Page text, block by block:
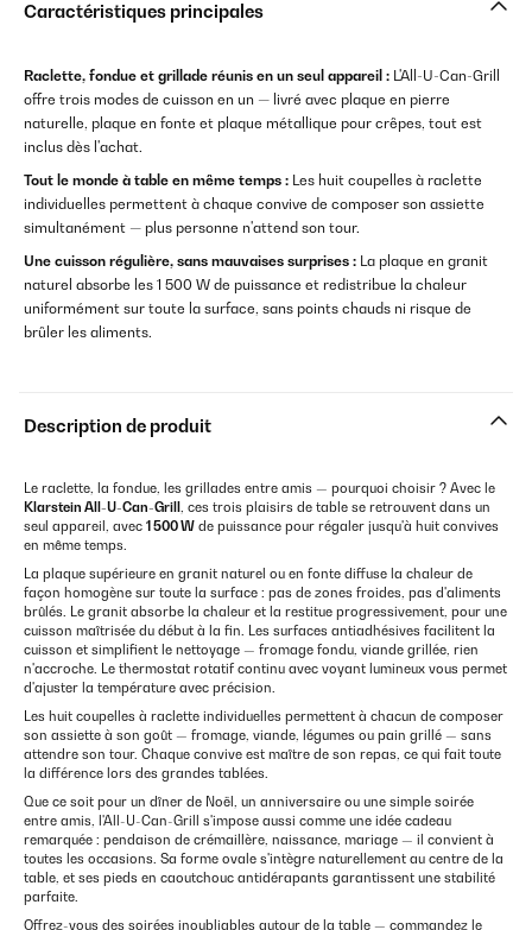
Caractéristiques principales
Raclette, fondue et grillade réunis en un seul appareil : L'All-U-Can-Grill
offre trois modes de cuisson en un — livré avec plaque en pierre
naturelle, plaque en fonte et plaque métallique pour crêpes, tout est
inclus dès l'achat.
Tout le monde à table en même temps : Les huit coupelles à raclette
individuelles permettent à chaque convive de composer son assiette
simultanément — plus personne n'attend son tour.
Une cuisson régulière, sans mauvaises surprises : La plaque en granit
naturel absorbe les 1 500 W de puissance et redistribue la chaleur
uniformément sur toute la surface, sans points chauds ni risque de
brûler les aliments.
Description de produit
Le raclette, la fondue, les grillades entre amis — pourquoi choisir ? Avec le
Klarstein All-U-Can-Grill , ces trois plaisirs de table se retrouvent dans un
seul appareil, avec 1 500 W de puissance pour régaler jusqu'à huit convives
en même temps.
La plaque supérieure en granit naturel ou en fonte diffuse la chaleur de
façon homogène sur toute la surface : pas de zones froides, pas d'aliments
brûlés. Le granit absorbe la chaleur et la restitue progressivement, pour une
cuisson maîtrisée du début à la fin. Les surfaces antiadhésives facilitent la
cuisson et simplifient le nettoyage — fromage fondu, viande grillée, rien
n'accroche. Le thermostat rotatif continu avec voyant lumineux vous permet
d'ajuster la température avec précision.
Les huit coupelles à raclette individuelles permettent à chacun de composer
son assiette à son goût — fromage, viande, légumes ou pain grillé — sans
attendre son tour. Chaque convive est maître de son repas, ce qui fait toute
la différence lors des grandes tablées.
Que ce soit pour un dîner de Noël, un anniversaire ou une simple soirée
entre amis, l'All-U-Can-Grill s'impose aussi comme une idée cadeau
remarquée : pendaison de crémaillère, naissance, mariage — il convient à
toutes les occasions. Sa forme ovale s'intègre naturellement au centre de la
table, et ses pieds en caoutchouc antidérapants garantissent une stabilité
parfaite.
Offrez-vous des soirées inoubliables autour de la table — commandez le